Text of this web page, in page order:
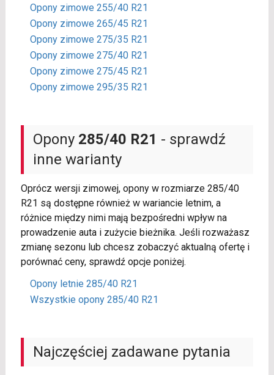
Opony zimowe 255/40 R21
Opony zimowe 265/45 R21
Opony zimowe 275/35 R21
Opony zimowe 275/40 R21
Opony zimowe 275/45 R21
Opony zimowe 295/35 R21
Opony 285/40 R21 - sprawdź
inne warianty
Oprócz wersji zimowej, opony w rozmiarze 285/40
R21 są dostępne również w wariancie letnim, a
różnice między nimi mają bezpośredni wpływ na
prowadzenie auta i zużycie bieżnika. Jeśli rozważasz
zmianę sezonu lub chcesz zobaczyć aktualną ofertę i
porównać ceny, sprawdź opcje poniżej.
Opony letnie 285/40 R21
Wszystkie opony 285/40 R21
Najczęściej zadawane pytania